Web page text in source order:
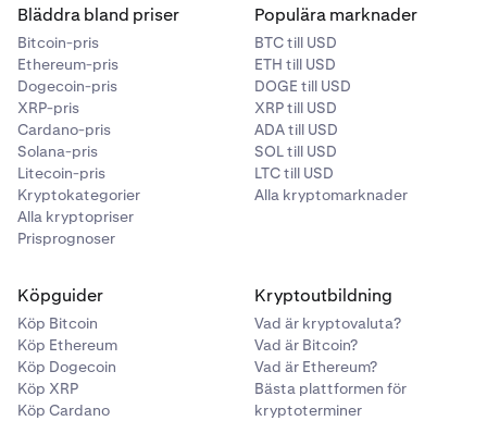
Bläddra bland priser
Bitcoin-pris
Ethereum-pris
Dogecoin-pris
XRP-pris
Cardano-pris
Solana-pris
Litecoin-pris
Kryptokategorier
Alla kryptopriser
Prisprognoser
Populära marknader
BTC till USD
ETH till USD
DOGE till USD
XRP till USD
ADA till USD
SOL till USD
LTC till USD
Alla kryptomarknader
Köpguider
Köp Bitcoin
Köp Ethereum
Köp Dogecoin
Köp XRP
Köp Cardano
Kryptoutbildning
Vad är kryptovaluta?
Vad är Bitcoin?
Vad är Ethereum?
Bästa plattformen för
kryptoterminer